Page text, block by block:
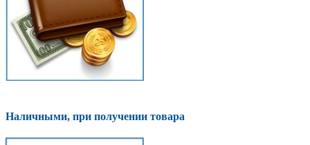
Наличными, при получении товара